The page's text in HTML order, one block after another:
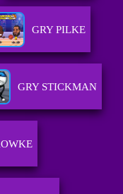
GRY PILKE
GRY STICKMAN